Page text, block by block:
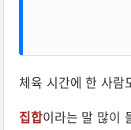
집합이란?
체육 시간에 한 사람
집합이라는 말 많이